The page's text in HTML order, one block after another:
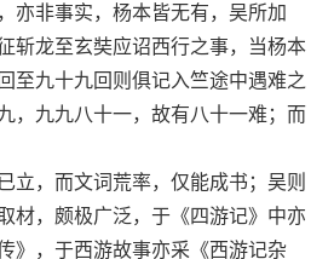
亦非事实，杨本皆无有，吴所加
斩龙至玄奘应诏西行之事，当杨本
至九十九回则俱记入竺途中遇难之
，九九八十一，故有八十一难；而
，而文词荒率，仅能成书；吴则
材，颇极广泛，于《四游记》中亦
》，于西游故事亦采《西游记杂